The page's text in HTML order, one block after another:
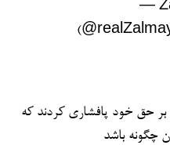
—
بر حق خود پافشاری کردند که
چگونه باشد